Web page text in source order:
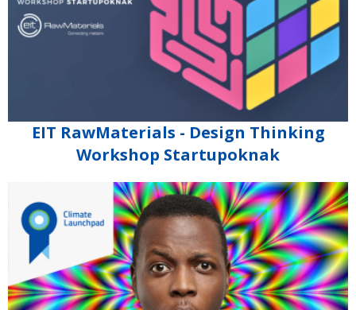
EIT RawMaterials - Design Thinking
Workshop Startupoknak